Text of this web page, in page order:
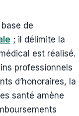
de
; il délimite la
est réalisé.
professionnels
d’honoraires, la
santé amène